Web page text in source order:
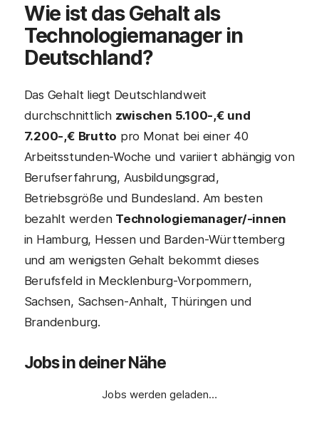
Wie ist das Gehalt als
Technologiemanager in
Deutschland?
Das Gehalt liegt Deutschlandweit
durchschnittlich zwischen 5.100-,€ und
7.200-,€ Brutto pro Monat bei einer 40
Arbeitsstunden-Woche und variiert abhängig von
Berufserfahrung, Ausbildungsgrad,
Betriebsgröße und Bundesland. Am besten
bezahlt werden Technologiemanager/-innen
in Hamburg, Hessen und Barden-Württemberg
und am wenigsten Gehalt bekommt dieses
Berufsfeld in Mecklenburg-Vorpommern,
Sachsen, Sachsen-Anhalt, Thüringen und
Brandenburg.
Jobs in deiner Nähe
Jobs werden geladen…